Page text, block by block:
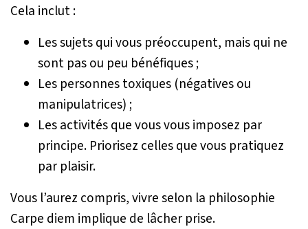
Cela inclut :
Les sujets qui vous préoccupent, mais qui ne
sont pas ou peu bénéfiques ;
Les personnes toxiques (négatives ou
manipulatrices) ;
Les activités que vous vous imposez par
principe. Priorisez celles que vous pratiquez
par plaisir.
Vous l’aurez compris, vivre selon la philosophie
Carpe diem implique de lâcher prise.